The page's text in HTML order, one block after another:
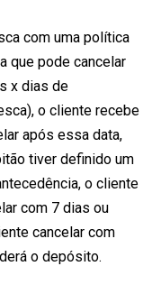
com uma política
que pode cancelar
x dias de
o cliente recebe
após essa data,
tiver definido um
o cliente
com 7 dias ou
cancelar com
o depósito.